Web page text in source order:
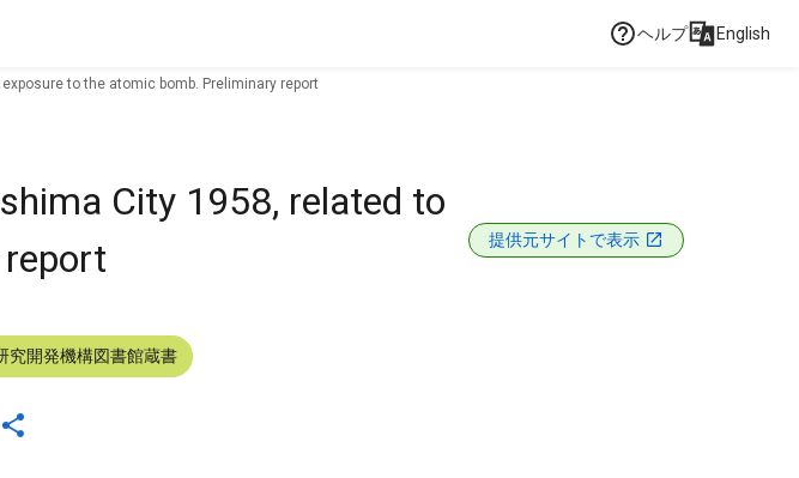
ヘルプ English
to the atomic bomb. Preliminary report
City 1958, related to
提供元サイトで表示
究開発機構図書館蔵書